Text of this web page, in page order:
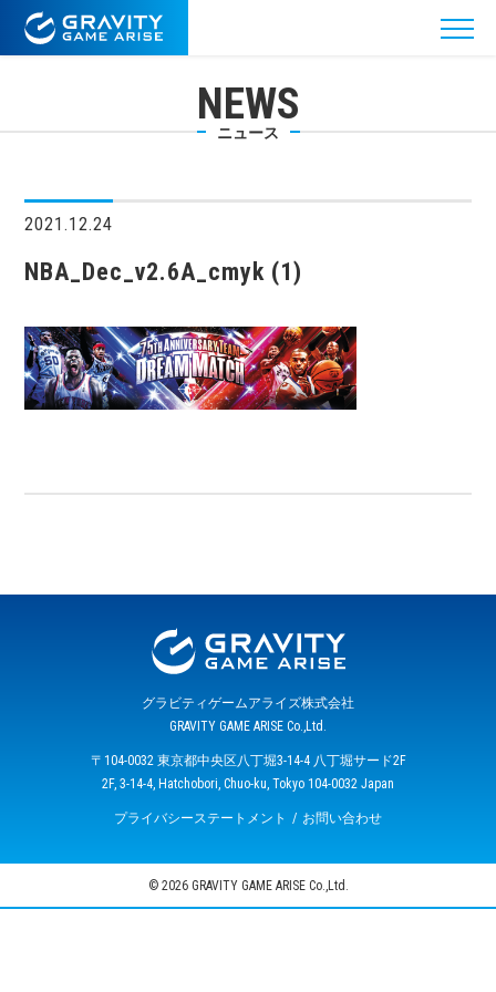
NEWS
ニュース
2021.12.24
NBA_Dec_v2.6A_cmyk (1)
グラビティゲームアライズ株式会社
GRAVITY GAME ARISE Co.,Ltd.
〒104-0032 東京都中央区八丁堀3-14-4 八丁堀サード2F
2F, 3-14-4, Hatchobori, Chuo-ku, Tokyo 104-0032 Japan
プライバシーステートメント お問い合わせ
© 2026 GRAVITY GAME ARISE Co.,Ltd.